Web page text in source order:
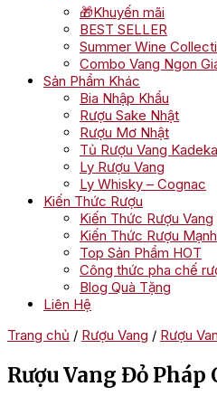
🎁Khuyến mãi
BEST SELLER
Summer Wine
Combo Vang Ngon
Sản Phẩm Khác
Bia Nhập Khẩu
Rượu Sake Nhật
Rượu Mơ Nhật
Tủ Rượu Vang Kadeka
Ly Rượu Vang
Ly Whisky – Cognac
Kiến Thức Rượu
Kiến Thức Rượu Vang
Kiến Thức Rượu Mạnh
Top Sản Phẩm HOT
Công thức pha chế
Blog Quà Tặng
Liên Hệ
Trang chủ / Rượu Vang / Rượu
Rượu Vang Đỏ